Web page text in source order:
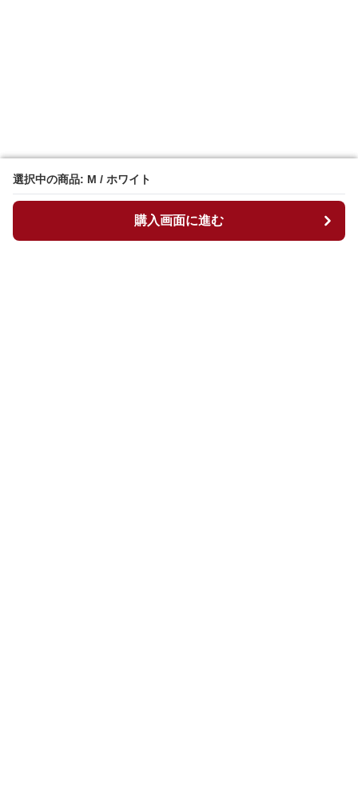
選択中の商品: M / ホワイト
購入画面に進む
選択中の商品: M / ホワイト
購入画面に進む